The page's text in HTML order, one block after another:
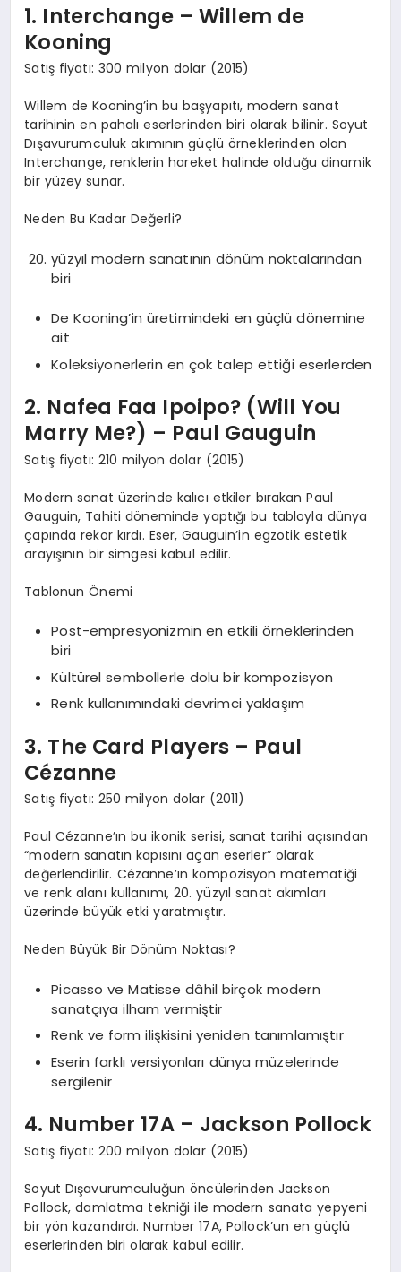
1. Interchange – Willem de
Kooning
Satış fiyatı: 300 milyon dolar (2015)
Willem de Kooning’in bu başyapıtı, modern sanat
tarihinin en pahalı eserlerinden biri olarak bilinir. Soyut
Dışavurumculuk akımının güçlü örneklerinden olan
Interchange, renklerin hareket halinde olduğu dinamik
bir yüzey sunar.
Neden Bu Kadar Değerli?
yüzyıl modern sanatının dönüm noktalarından
biri
De Kooning’in üretimindeki en güçlü dönemine
ait
Koleksiyonerlerin en çok talep ettiği eserlerden
2. Nafea Faa Ipoipo? (Will You
Marry Me?) – Paul Gauguin
Satış fiyatı: 210 milyon dolar (2015)
Modern sanat üzerinde kalıcı etkiler bırakan Paul
Gauguin, Tahiti döneminde yaptığı bu tabloyla dünya
çapında rekor kırdı. Eser, Gauguin’in egzotik estetik
arayışının bir simgesi kabul edilir.
Tablonun Önemi
Post-empresyonizmin en etkili örneklerinden
biri
Kültürel sembollerle dolu bir kompozisyon
Renk kullanımındaki devrimci yaklaşım
3. The Card Players – Paul
Cézanne
Satış fiyatı: 250 milyon dolar (2011)
Paul Cézanne’ın bu ikonik serisi, sanat tarihi açısından
“modern sanatın kapısını açan eserler” olarak
değerlendirilir. Cézanne’ın kompozisyon matematiği
ve renk alanı kullanımı, 20. yüzyıl sanat akımları
üzerinde büyük etki yaratmıştır.
Neden Büyük Bir Dönüm Noktası?
Picasso ve Matisse dâhil birçok modern
sanatçıya ilham vermiştir
Renk ve form ilişkisini yeniden tanımlamıştır
Eserin farklı versiyonları dünya müzelerinde
sergilenir
4. Number 17A – Jackson Pollock
Satış fiyatı: 200 milyon dolar (2015)
Soyut Dışavurumculuğun öncülerinden Jackson
Pollock, damlatma tekniği ile modern sanata yepyeni
bir yön kazandırdı. Number 17A, Pollock’un en güçlü
eserlerinden biri olarak kabul edilir.